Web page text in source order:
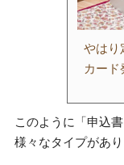
やはり
カー
このように「申込
様々なタイプがあり